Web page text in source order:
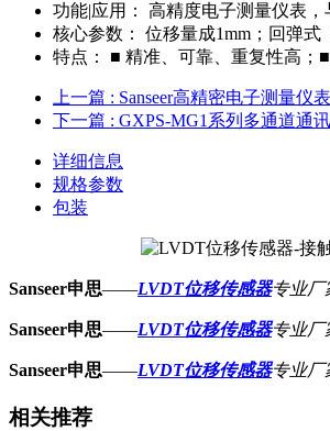
功能|应用：
高精度电子测量仪表，
核心参数：
位移量成1mm；回弹式
特点：
■ 精准、可靠、重复性高；
上一篇 : Sanseer高精密电子测量仪
下一篇 : GXPS-MG1系列多通道通
详细信息
规格参数
包装
Sanseer申思——LVDT位移传感器专业厂
Sanseer申思——LVDT位移传感器专业厂
Sanseer申思——LVDT位移传感器专业厂
相关推荐